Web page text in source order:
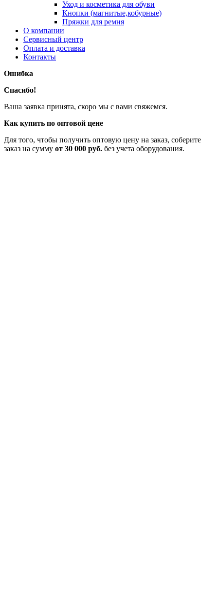
Уход и косметика для обуви
Кнопки (магнитые,кобурные)
Пряжки для ремня
О компании
Сервисный центр
Оплата и доставка
Контакты
Ошибка
Спасибо!
Ваша заявка принята, скоро мы с вами свяжемся.
Как купить по оптовой цене
Для того, чтобы получить оптовую цену на заказ, соберите
заказ на сумму от 30 000 руб. без учета оборудования.